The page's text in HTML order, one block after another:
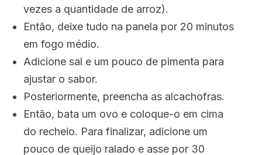
vezes a quantidade de arroz).
Então, deixe tudo na panela por 20 minutos
em fogo médio.
Adicione sal e um pouco de pimenta para
ajustar o sabor.
Posteriormente, preencha as alcachofras.
Então, bata um ovo e coloque-o em cima
do recheio. Para finalizar, adicione um
pouco de queijo ralado e asse por 30